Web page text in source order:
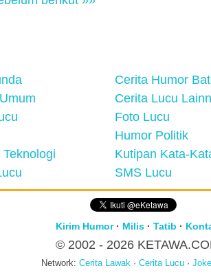
Cerita Humor
Cerita Lucu
Foto Lucu
Humor Politik
Kutipan Kata-
SMS Lucu
Kirim Humor· Milis · Tatib ·
© 2002 - 2026
Network: Cerita Lawak · Cerita Lucu ·